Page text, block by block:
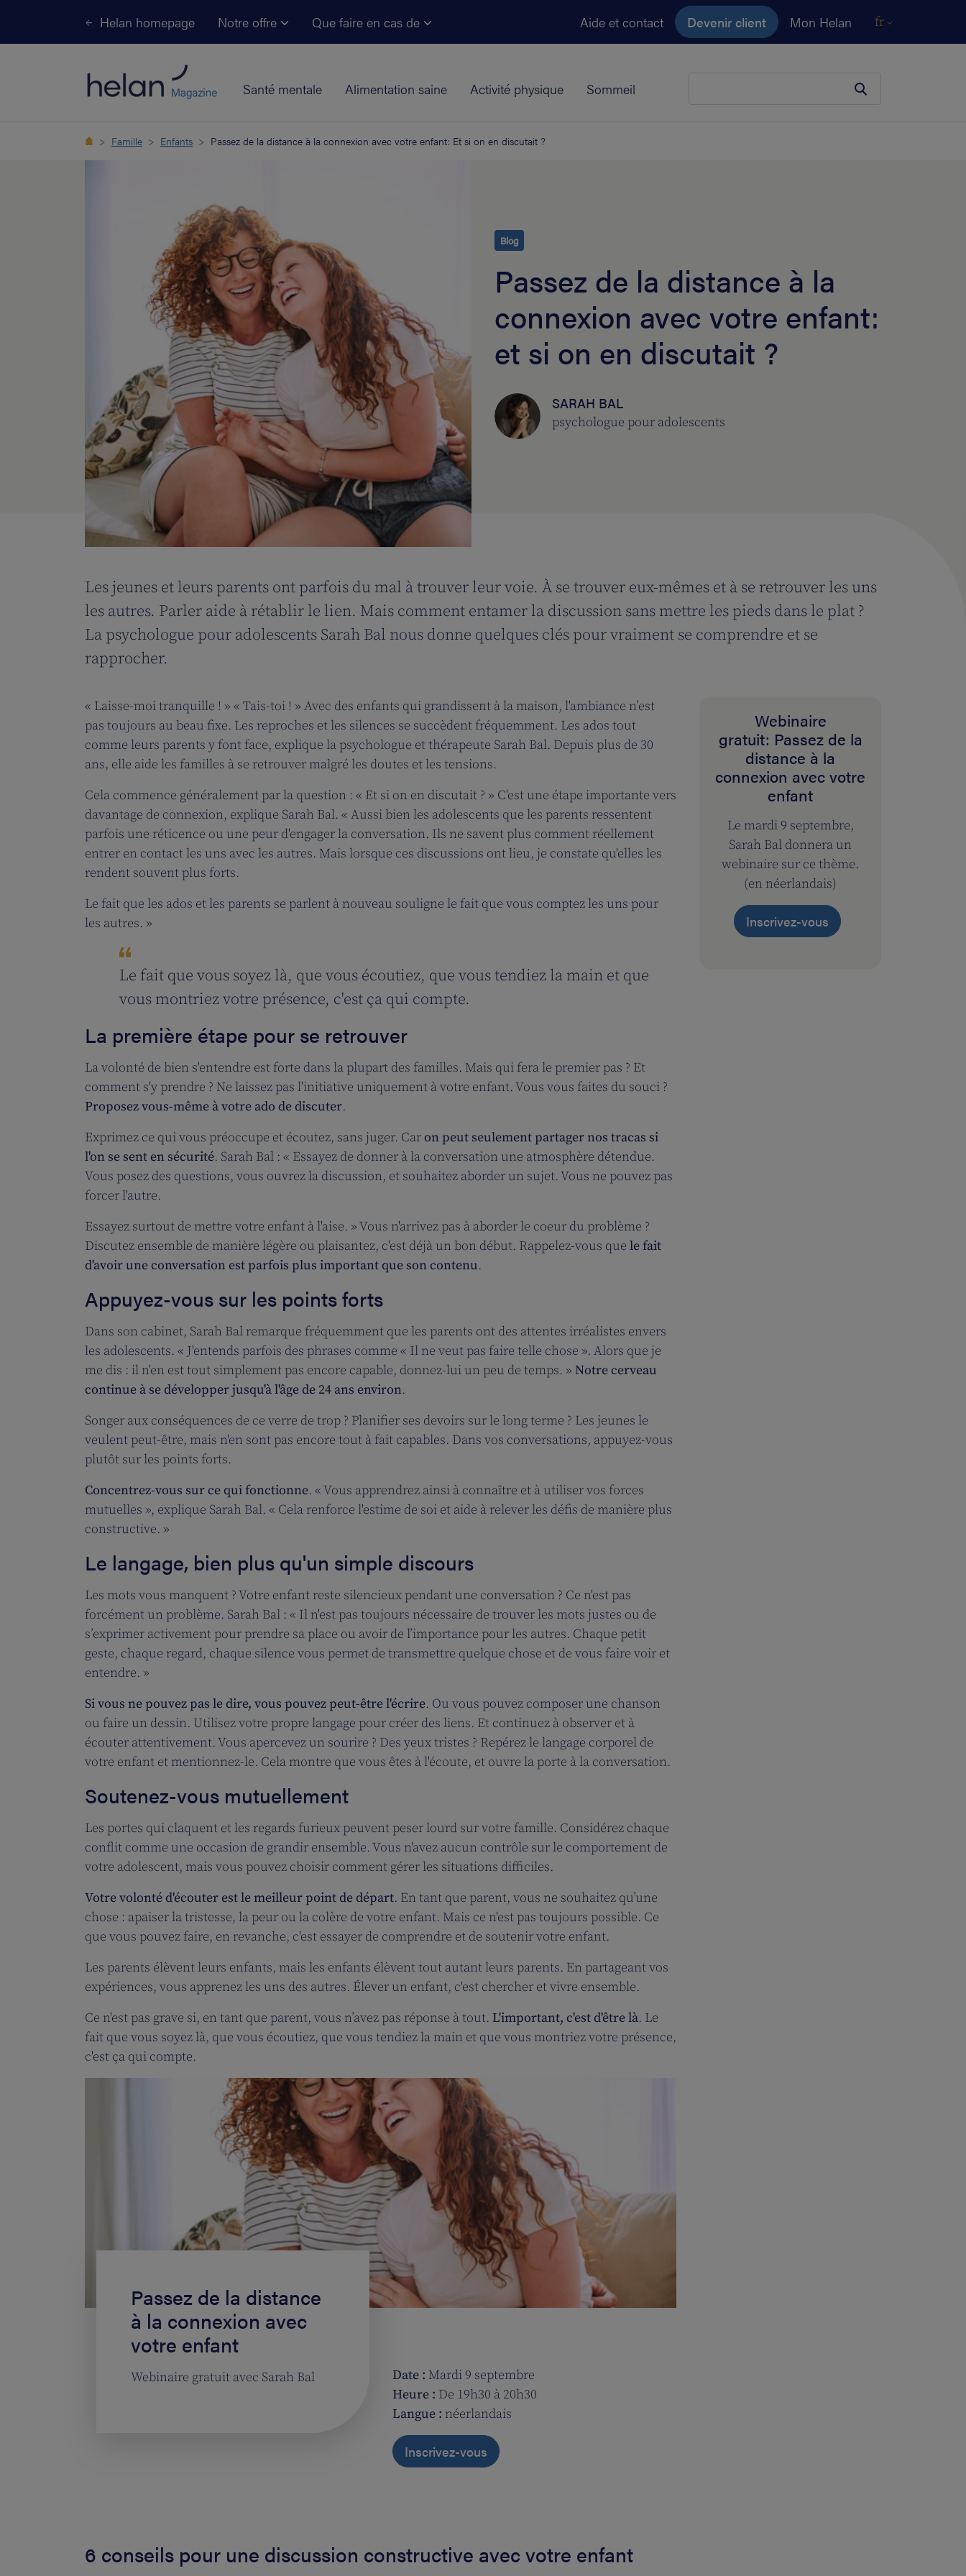
Helan homepage Notre offre Que faire en cas de Aide et contact Devenir client Mon Helan fr
Santé mentale Alimentation saine Activité physique Sommeil
Famille Enfants Passez de la distance à la connexion avec votre enfant: Et si on en discutait ?
Blog
Passez de la distance à la
connexion avec votre enfant:
et si on en discutait ?
SARAH BAL
psychologue pour adolescents
Les jeunes et leurs parents ont parfois du mal à trouver leur voie. À se trouver eux-mêmes et à se retrouver les uns
les autres. Parler aide à rétablir le lien. Mais comment entamer la discussion sans mettre les pieds dans le plat ?
La psychologue pour adolescents Sarah Bal nous donne quelques clés pour vraiment se comprendre et se
rapprocher.
« Laisse-moi tranquille ! » « Tais-toi ! » Avec des enfants qui grandissent à la maison, l'ambiance n’est
pas toujours au beau fixe. Les reproches et les silences se succèdent fréquemment. Les ados tout
comme leurs parents y font face, explique la psychologue et thérapeute Sarah Bal. Depuis plus de 30
ans, elle aide les familles à se retrouver malgré les doutes et les tensions.
Cela commence généralement par la question : « Et si on en discutait ? » C'est une étape importante vers
davantage de connexion, explique Sarah Bal. « Aussi bien les adolescents que les parents ressentent
parfois une réticence ou une peur d'engager la conversation. Ils ne savent plus comment réellement
entrer en contact les uns avec les autres. Mais lorsque ces discussions ont lieu, je constate qu'elles les
rendent souvent plus forts.
Le fait que les ados et les parents se parlent à nouveau souligne le fait que vous comptez les uns pour
les autres. »
Le fait que vous soyez là, que vous écoutiez, que vous tendiez la main et que
vous montriez votre présence, c'est ça qui compte.
La première étape pour se retrouver
La volonté de bien s'entendre est forte dans la plupart des familles. Mais qui fera le premier pas ? Et
comment s'y prendre ? Ne laissez pas l'initiative uniquement à votre enfant. Vous vous faites du souci ?
Proposez vous-même à votre ado de discuter.
Exprimez ce qui vous préoccupe et écoutez, sans juger. Car on peut seulement partager nos tracas si
l'on se sent en sécurité. Sarah Bal : « Essayez de donner à la conversation une atmosphère détendue.
Vous posez des questions, vous ouvrez la discussion, et souhaitez aborder un sujet. Vous ne pouvez pas
forcer l'autre.
Essayez surtout de mettre votre enfant à l'aise. » Vous n'arrivez pas à aborder le coeur du problème ?
Discutez ensemble de manière légère ou plaisantez, c'est déjà un bon début. Rappelez-vous que le fait
d'avoir une conversation est parfois plus important que son contenu.
Appuyez-vous sur les points forts
Dans son cabinet, Sarah Bal remarque fréquemment que les parents ont des attentes irréalistes envers
les adolescents. « J'entends parfois des phrases comme « Il ne veut pas faire telle chose ». Alors que je
me dis : il n'en est tout simplement pas encore capable, donnez-lui un peu de temps. » Notre cerveau
continue à se développer jusqu'à l'âge de 24 ans environ.
Songer aux conséquences de ce verre de trop ? Planifier ses devoirs sur le long terme ? Les jeunes le
veulent peut-être, mais n'en sont pas encore tout à fait capables. Dans vos conversations, appuyez-vous
plutôt sur les points forts.
Concentrez-vous sur ce qui fonctionne. « Vous apprendrez ainsi à connaître et à utiliser vos forces
mutuelles », explique Sarah Bal. « Cela renforce l'estime de soi et aide à relever les défis de manière plus
constructive. »
Le langage, bien plus qu'un simple discours
Les mots vous manquent ? Votre enfant reste silencieux pendant une conversation ? Ce n'est pas
forcément un problème. Sarah Bal : « Il n'est pas toujours nécessaire de trouver les mots justes ou de
s’exprimer activement pour prendre sa place ou avoir de l’importance pour les autres. Chaque petit
geste, chaque regard, chaque silence vous permet de transmettre quelque chose et de vous faire voir et
entendre. »
Si vous ne pouvez pas le dire, vous pouvez peut-être l'écrire. Ou vous pouvez composer une chanson
ou faire un dessin. Utilisez votre propre langage pour créer des liens. Et continuez à observer et à
écouter attentivement. Vous apercevez un sourire ? Des yeux tristes ? Repérez le langage corporel de
votre enfant et mentionnez-le. Cela montre que vous êtes à l'écoute, et ouvre la porte à la conversation.
Soutenez-vous mutuellement
Les portes qui claquent et les regards furieux peuvent peser lourd sur votre famille. Considérez chaque
conflit comme une occasion de grandir ensemble. Vous n'avez aucun contrôle sur le comportement de
votre adolescent, mais vous pouvez choisir comment gérer les situations difficiles.
Votre volonté d'écouter est le meilleur point de départ. En tant que parent, vous ne souhaitez qu’une
chose : apaiser la tristesse, la peur ou la colère de votre enfant. Mais ce n'est pas toujours possible. Ce
que vous pouvez faire, en revanche, c'est essayer de comprendre et de soutenir votre enfant.
Les parents élèvent leurs enfants, mais les enfants élèvent tout autant leurs parents. En partageant vos
expériences, vous apprenez les uns des autres. Élever un enfant, c'est chercher et vivre ensemble.
Ce n'est pas grave si, en tant que parent, vous n’avez pas réponse à tout. L'important, c'est d'être là. Le
fait que vous soyez là, que vous écoutiez, que vous tendiez la main et que vous montriez votre présence,
c'est ça qui compte.
Passez de la distance
à la connexion avec
votre enfant
Webinaire gratuit avec Sarah Bal Date : Mardi 9 septembre
Heure : De 19h30 à 20h30
Langue : néerlandais
Inscrivez-vous
6 conseils pour une discussion constructive avec votre enfant
Webinaire
gratuit: Passez de la
distance à la
connexion avec votre
enfant
Le mardi 9 septembre,
Sarah Bal donnera un
webinaire sur ce thème.
(en néerlandais)
Inscrivez-vous